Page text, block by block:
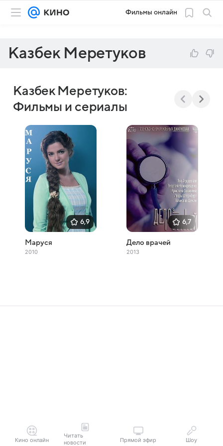
Фильмы онлайн
Казбек Меретуков
Казбек Меретуков:
Фильмы и сериалы
6,9
Маруся
2010
6,7
Дело врачей
2013
Кино онлайн
Читать
новости
Прямой эфир Шоу